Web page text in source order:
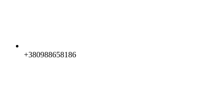
+380988658186